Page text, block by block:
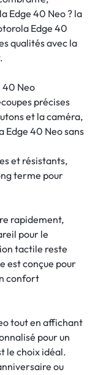
Edge 40 Neo ? la
Edge 40
qualités avec la
40 Neo
précises
et la caméra,
Edge 40 Neo sans
et résistants,
terme pour
rapidement,
pour le
tactile reste
est conçue pour
confort
tout en affichant
pour un
le choix idéal.
ou